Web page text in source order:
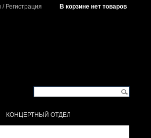
/ Регистрация В корзине нет товаров
КОНЦЕРТНЫЙ ОТДЕЛ